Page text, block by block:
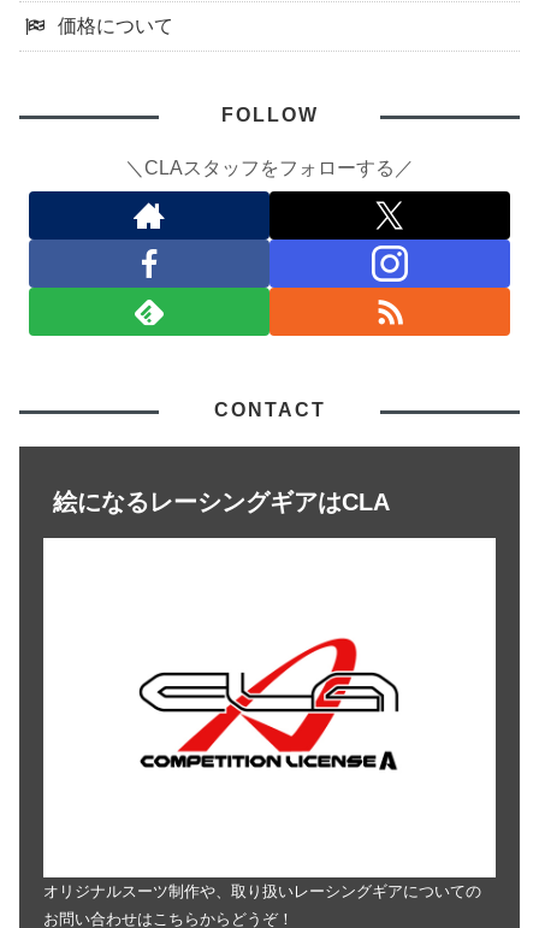
価格について
FOLLOW
＼CLAスタッフをフォローする／
CONTACT
絵になるレーシングギアはCLA
オリジナルスーツ制作や、取り扱いレーシングギアについての
お問い合わせはこちらからどうぞ！